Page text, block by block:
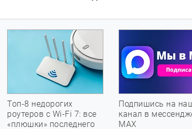
Топ-8 недорогих
роутеров с Wi-Fi 7: все
«плюшки» последнего
Подпишись на
канал в
МАХ